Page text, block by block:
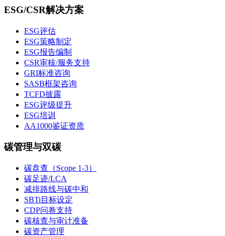
ESG/CSR解决方案
ESG评估
ESG策略制定
ESG报告编制
CSR审核/服务支持
GRI标准咨询
SASB框架咨询
TCFD披露
ESG评级提升
ESG培训
AA1000鉴证资质
碳管理与双碳
碳盘查（Scope 1-3）
碳足迹/LCA
减排路线与碳中和
SBTi目标设定
CDP问卷支持
碳核查与审计准备
碳资产管理